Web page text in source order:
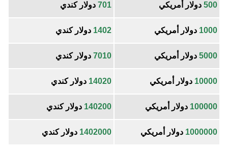
500 دولار أمريكي 701 دولار كندي
1000 دولار أمريكي 1402 دولار كندي
5000 دولار أمريكي 7010 دولار كندي
10000 دولار أمريكي 14020 دولار كندي
100000 دولار أمريكي 140200 دولار كندي
1000000 دولار أمريكي 1402000 دولار كندي